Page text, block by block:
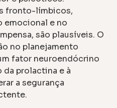
fronto-límbicos,
emocional e no
são plausíveis. O
no planejamento
fator neuroendócrino
da prolactina e à
a segurança